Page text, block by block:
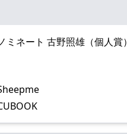
ミネート 古野照雄（個人賞）